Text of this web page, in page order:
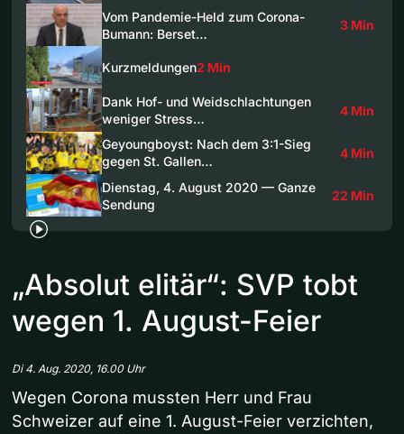
Vom Pandemie-Held zum Corona-
Bumann: Berset…
3 Min
Kurzmeldungen2 Min
Dank Hof- und Weidschlachtungen
weniger Stress…
4 Min
Geyoungboyst: Nach dem 3:1-Sieg
gegen St. Gallen…
4 Min
Dienstag, 4. August 2020 — Ganze
Sendung
22 Min
„Absolut elitär“: SVP tobt
wegen 1. August-Feier
Di 4. Aug. 2020, 16.00 Uhr
Wegen Corona mussten Herr und Frau
Schweizer auf eine 1. August-Feier verzichten,